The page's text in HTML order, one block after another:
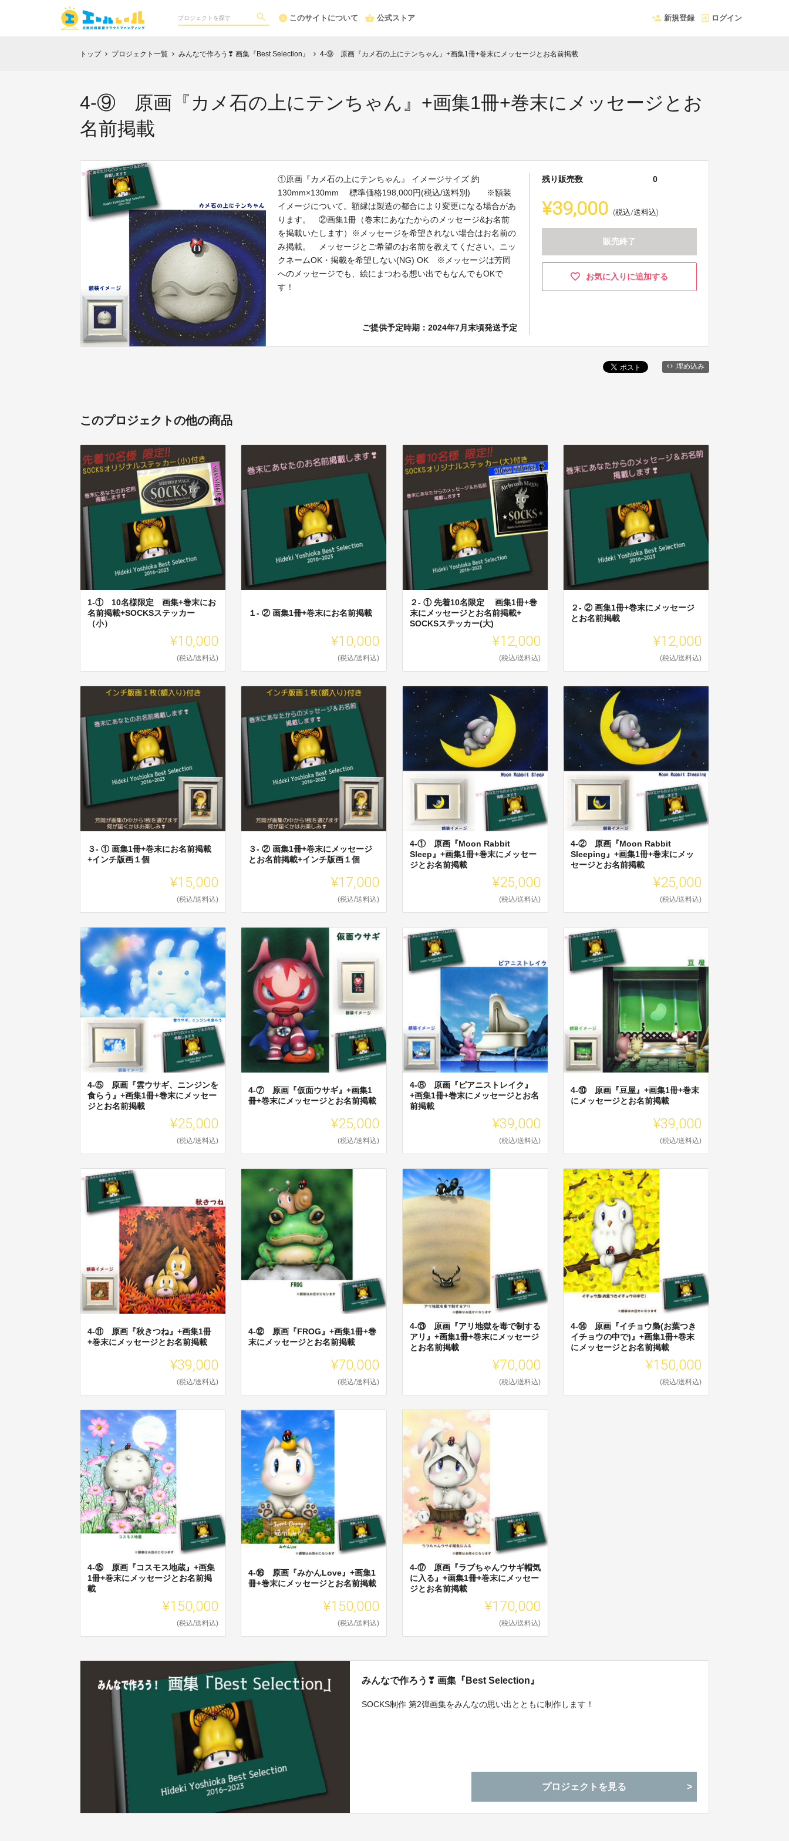
このサイトについて 公式ストア 新規登録 ログイン
トップ chevron_right プロジェクト一覧 chevron_right みんなで作ろう❣ 画集『Best Selection』 chevron_right 4-⑨ 原画『カメ石の上にテンちゃん』+画集1冊+巻末にメッセージとお名前掲載
4-⑨ 原画『カメ石の上にテンちゃん』+画集1冊+巻末にメッセージとお
名前掲載
①原画『カメ石の上にテンちゃん』 イメージサイズ 約
130mm×130mm 標準価格198,000円(税込/送料別) ※額装
イメージについて。額縁は製造の都合により変更になる場合があ
ります。 ②画集1冊（巻末にあなたからのメッセージ&お名前
を掲載いたします）※メッセージを希望されない場合はお名前の
み掲載。 メッセージとご希望のお名前を教えてください。ニッ
クネームOK・掲載を希望しない(NG) OK ※メッセージは芳岡
へのメッセージでも、絵にまつわる想い出でもなんでもOKで
す！
ご提供予定時期：2024年7月末頃発送予定
残り販売数 0
¥39,000 (税込/送料込)
販売終了
お気に入りに追加する
埋め込み
このプロジェクトの他の商品
1-① 10名様限定 画集+巻末にお
名前掲載+SOCKSステッカー
（小）
¥10,000
(税込/送料込)
１- ② 画集1冊+巻末にお名前掲載
¥10,000
(税込/送料込)
２- ① 先着10名限定 画集1冊+巻
末にメッセージとお名前掲載+
SOCKSステッカー(大)
¥12,000
(税込/送料込)
２- ② 画集1冊+巻末にメッセージ
とお名前掲載
¥12,000
(税込/送料込)
３- ① 画集1冊+巻末にお名前掲載
+インチ版画１個
¥15,000
(税込/送料込)
３- ② 画集1冊+巻末にメッセージ
とお名前掲載+インチ版画１個
¥17,000
(税込/送料込)
4-① 原画『Moon Rabbit
Sleep』+画集1冊+巻末にメッセー
ジとお名前掲載
¥25,000
(税込/送料込)
4-② 原画『Moon Rabbit
Sleeping』+画集1冊+巻末にメッ
セージとお名前掲載
¥25,000
(税込/送料込)
4-⑤ 原画『雲ウサギ、ニンジンを
食らう』+画集1冊+巻末にメッセー
ジとお名前掲載
¥25,000
(税込/送料込)
4-⑦ 原画『仮面ウサギ』+画集1
冊+巻末にメッセージとお名前掲載
¥25,000
(税込/送料込)
4-⑧ 原画『ピアニストレイク』
+画集1冊+巻末にメッセージとお名
前掲載
¥39,000
(税込/送料込)
4-⑩ 原画『豆屋』+画集1冊+巻末
にメッセージとお名前掲載
¥39,000
(税込/送料込)
4-⑪ 原画『秋きつね』+画集1冊
+巻末にメッセージとお名前掲載
¥39,000
(税込/送料込)
4-⑫ 原画『FROG』+画集1冊+巻
末にメッセージとお名前掲載
¥70,000
(税込/送料込)
4-⑬ 原画『アリ地獄を毒で制する
アリ』+画集1冊+巻末にメッセージ
とお名前掲載
¥70,000
(税込/送料込)
4-⑭ 原画『イチョウ梟(お葉つき
イチョウの中で)』+画集1冊+巻末
にメッセージとお名前掲載
¥150,000
(税込/送料込)
4-⑮ 原画『コスモス地蔵』+画集
1冊+巻末にメッセージとお名前掲
載
¥150,000
(税込/送料込)
4-⑯ 原画『みかんLove』+画集1
冊+巻末にメッセージとお名前掲載
¥150,000
(税込/送料込)
4-⑰ 原画『ラブちゃんウサギ帽気
に入る』+画集1冊+巻末にメッセー
ジとお名前掲載
¥170,000
(税込/送料込)
みんなで作ろう❣ 画集『Best Selection』
SOCKS制作 第2弾画集をみんなの思い出とともに制作します！
プロジェクトを見る